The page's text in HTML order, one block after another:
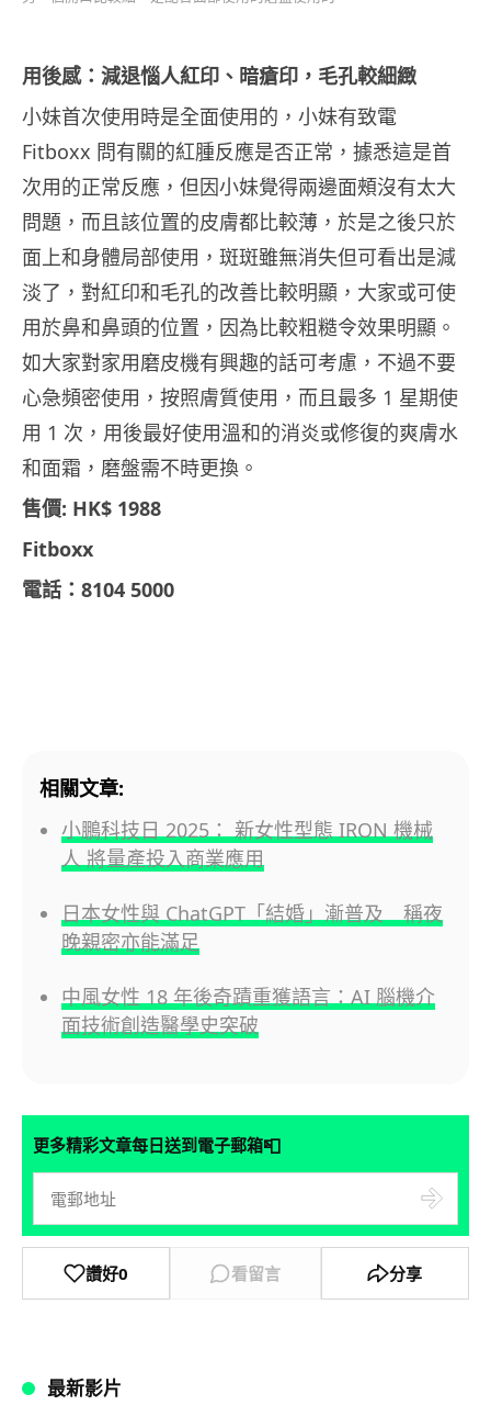
用後感：減退惱人紅印、暗瘡印，毛孔較細緻
小妹首次使用時是全面使用的，小妹有致電
Fitboxx 問有關的紅腫反應是否正常，據悉這是首
次用的正常反應，但因小妹覺得兩邊面頰沒有太大
問題，而且該位置的皮膚都比較薄，於是之後只於
面上和身體局部使用，斑斑雖無消失但可看出是減
淡了，對紅印和毛孔的改善比較明顯，大家或可使
用於鼻和鼻頭的位置，因為比較粗糙令效果明顯。
如大家對家用磨皮機有興趣的話可考慮，不過不要
心急頻密使用，按照膚質使用，而且最多 1 星期使
用 1 次，用後最好使用溫和的消炎或修復的爽膚水
和面霜，磨盤需不時更換。
售價: HK$ 1988
Fitboxx
電話：8104 5000
相關文章:
小鵬科技日 2025： 新女性型態 IRON 機械
人 將量產投入商業應用
日本女性與 ChatGPT「結婚」漸普及 稱夜
晚親密亦能滿足
中風女性 18 年後奇蹟重獲語言：AI 腦機介
面技術創造醫學史突破
更多精彩文章每日送到電子郵箱📮
讚好0 看留言 分享
最新影片